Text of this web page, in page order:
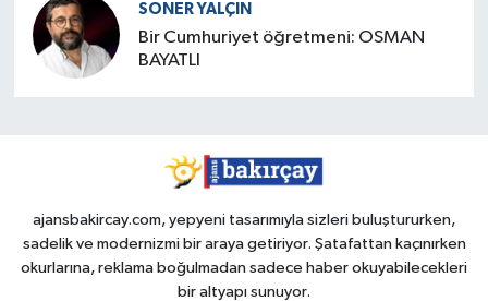
SONER YALÇIN
Bir Cumhuriyet öğretmeni: OSMAN
BAYATLI
ajansbakircay.com, yepyeni tasarımıyla sizleri buluştururken,
sadelik ve modernizmi bir araya getiriyor. Şatafattan kaçınırken
okurlarına, reklama boğulmadan sadece haber okuyabilecekleri
bir altyapı sunuyor.